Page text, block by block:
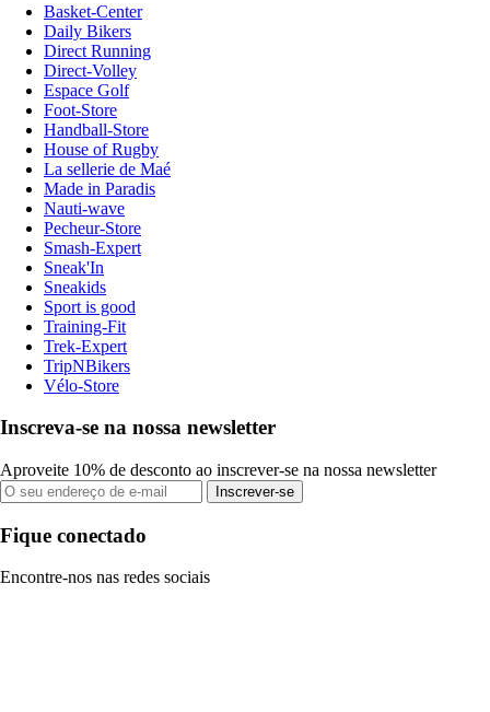
Basket-Center
Daily Bikers
Direct Running
Direct-Volley
Espace Golf
Foot-Store
Handball-Store
House of Rugby
La sellerie de Maé
Made in Paradis
Nauti-wave
Pecheur-Store
Smash-Expert
Sneak'In
Sneakids
Sport is good
Training-Fit
Trek-Expert
TripNBikers
Vélo-Store
Inscreva-se na nossa newsletter
Aproveite 10% de desconto ao inscrever-se na nossa newsletter
Inscrever-se
Fique conectado
Encontre-nos nas redes sociais